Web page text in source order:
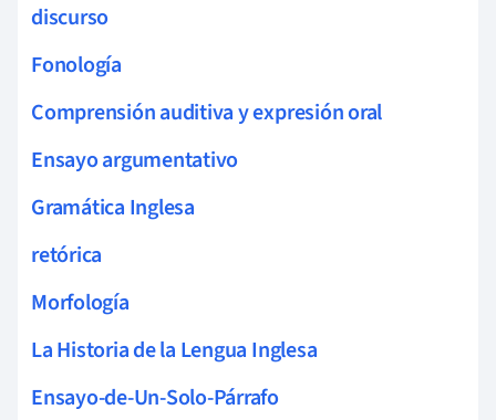
discurso
Fonología
Comprensión auditiva y expresión oral
Ensayo argumentativo
Gramática Inglesa
retórica
Morfología
La Historia de la Lengua Inglesa
Ensayo-de-Un-Solo-Párrafo